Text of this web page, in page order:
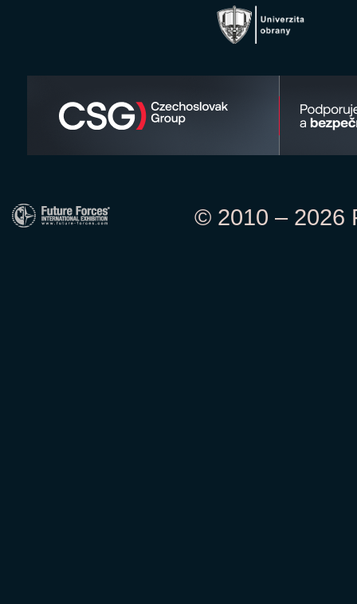
© 2010 – 2026